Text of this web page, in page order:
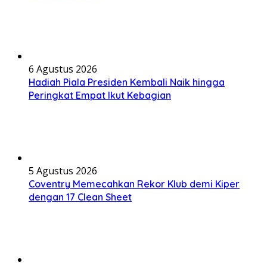
6 Agustus 2026
Hadiah Piala Presiden Kembali Naik hingga
Peringkat Empat Ikut Kebagian
5 Agustus 2026
Coventry Memecahkan Rekor Klub demi Kiper
dengan 17 Clean Sheet